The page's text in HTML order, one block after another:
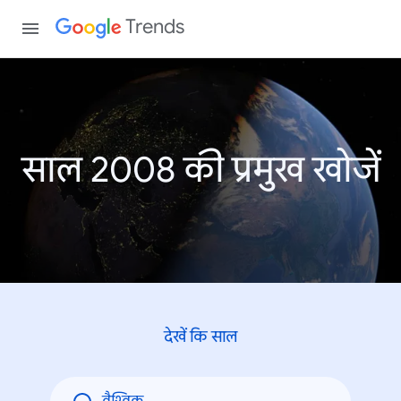
Trends
साल 2008 की प्रमुख खोजें
देखें कि साल